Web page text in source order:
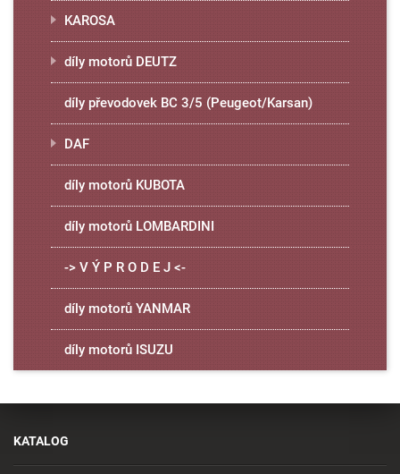
KAROSA
díly motorů DEUTZ
díly převodovek BC 3/5 (Peugeot/Karsan)
DAF
díly motorů KUBOTA
díly motorů LOMBARDINI
-> V Ý P R O D E J <-
díly motorů YANMAR
díly motorů ISUZU
KATALOG